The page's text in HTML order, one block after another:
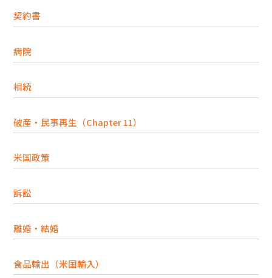
契約書
病院
相続
破産・民事再生（Chapter 11）
米国政策
訴訟
離婚・結婚
食品輸出（米国輸入）